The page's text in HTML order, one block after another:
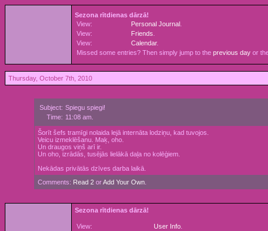
Sezona rītdienas dārzā!
View:
Personal Journal
View:
Friends
View:
Calendar.
Missed some entries? Then simply jump to the previous day or
Thursday, October 7th, 2010
Subject: Spiegu spiegi!
Time: 11:08 am.
Šorīt šefs tramīgi nolaida lejā internāta lodziņu, kad tuvojos.
Veicu izmeklēšanu. Maķ, oho.
Un draugos viņš arī ir.
Un oho, izrādās, tusējās lielākā daļa no kolēģiem.
Nekādas privātās dzīves darba laikā.
Comments: Read 2 orAdd Your Own
Sezona rītdienas dārzā!
View: User Info